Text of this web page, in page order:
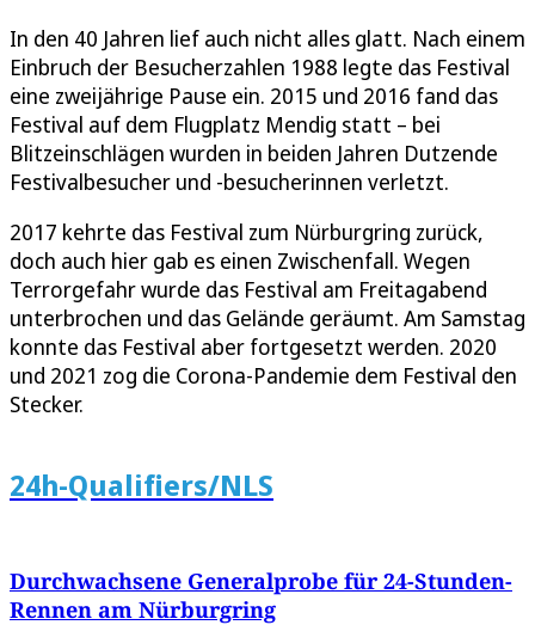
In den 40 Jahren lief auch nicht alles glatt. Nach einem
Einbruch der Besucherzahlen 1988 legte das Festival
eine zweijährige Pause ein. 2015 und 2016 fand das
Festival auf dem Flugplatz Mendig statt – bei
Blitzeinschlägen wurden in beiden Jahren Dutzende
Festivalbesucher und -besucherinnen verletzt.
2017 kehrte das Festival zum Nürburgring zurück,
doch auch hier gab es einen Zwischenfall. Wegen
Terrorgefahr wurde das Festival am Freitagabend
unterbrochen und das Gelände geräumt. Am Samstag
konnte das Festival aber fortgesetzt werden. 2020
und 2021 zog die Corona-Pandemie dem Festival den
Stecker.
24h-Qualifiers/NLS
Durchwachsene Generalprobe für 24-Stunden-
Rennen am Nürburgring